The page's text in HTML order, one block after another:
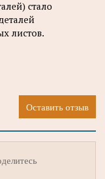
стало
листов.
Оставить отзыв